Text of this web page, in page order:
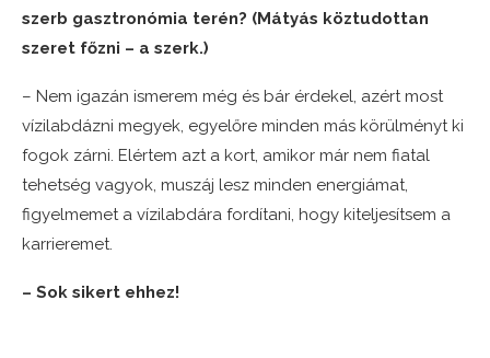
szerb gasztronómia terén? (Mátyás köztudottan
szeret főzni – a szerk.)
– Nem igazán ismerem még és bár érdekel, azért most
vízilabdázni megyek, egyelőre minden más körülményt ki
fogok zárni. Elértem azt a kort, amikor már nem fiatal
tehetség vagyok, muszáj lesz minden energiámat,
figyelmemet a vízilabdára fordítani, hogy kiteljesítsem a
karrieremet.
– Sok sikert ehhez!